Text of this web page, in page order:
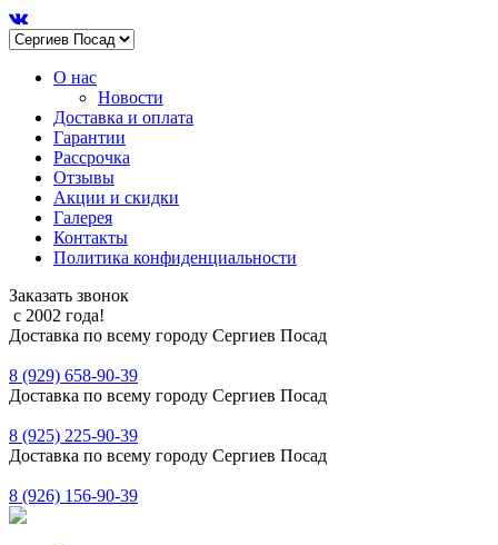
О нас
Новости
Доставка и оплата
Гарантии
Рассрочка
Отзывы
Акции и скидки
Галерея
Контакты
Политика конфиденциальности
Заказать звонок
с 2002 года!
Доставка по всему городу Сергиев Посад
8 (929) 658-90-39
Доставка по всему городу Сергиев Посад
8 (925) 225-90-39
Доставка по всему городу Сергиев Посад
8 (926) 156-90-39